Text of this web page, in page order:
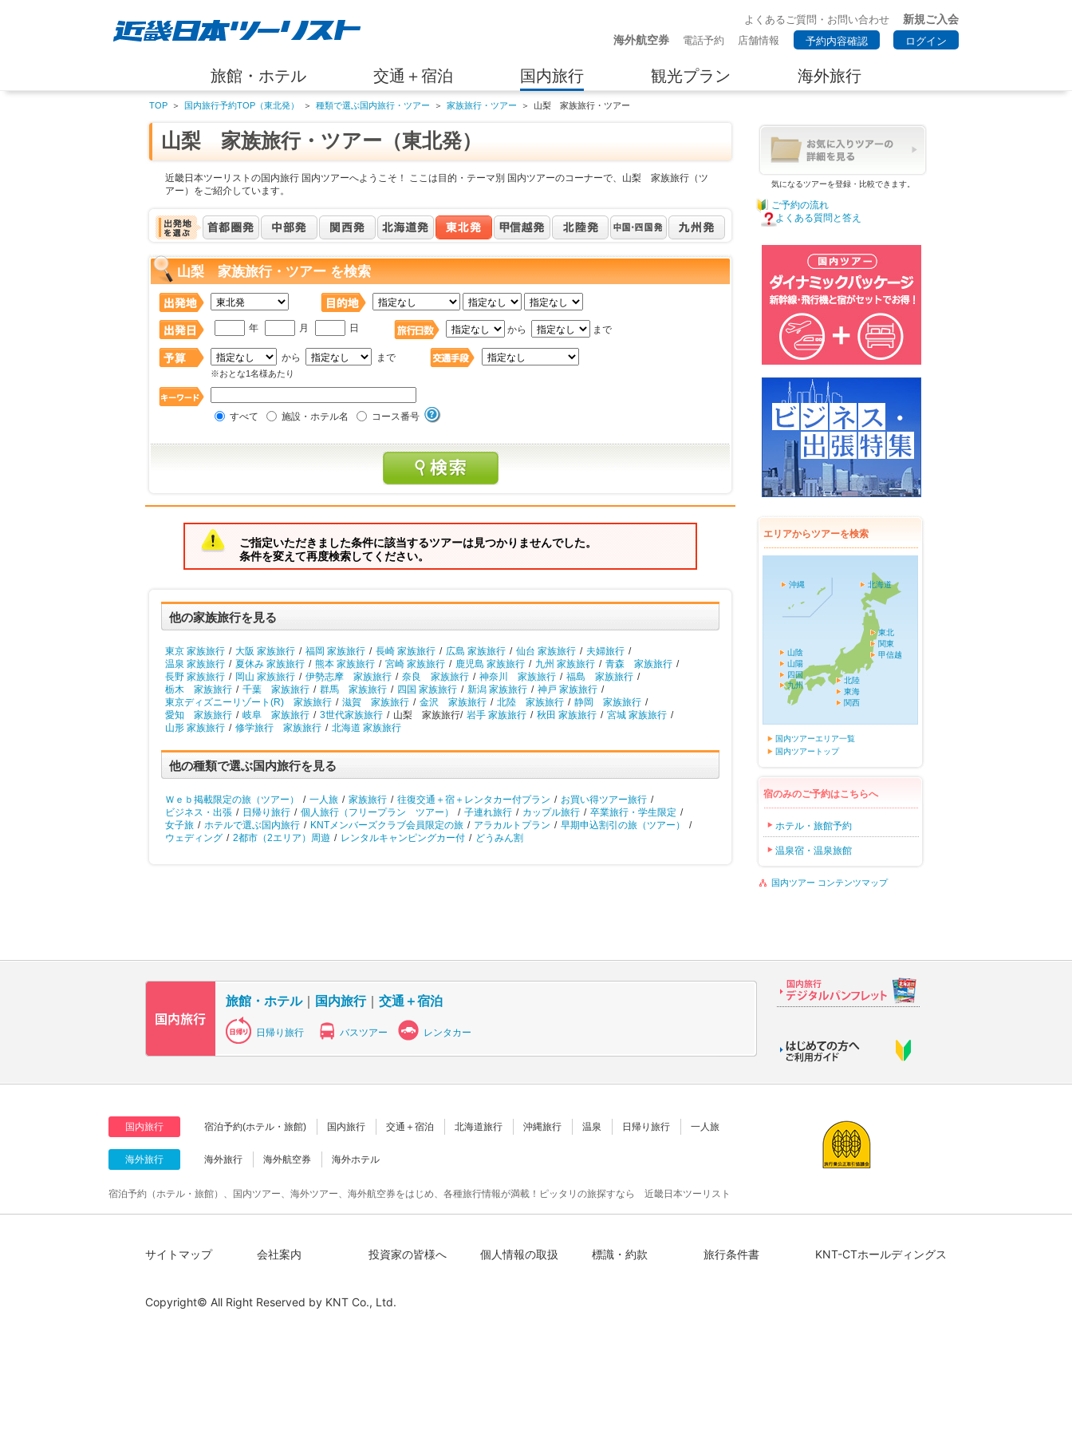
よくあるご質問・お問い合わせ
新規ご入会
海外航空券
電話予約 店舗情報 予約内容確認 ログイン
旅館・ホテル 交通＋宿泊 国内旅行 観光プラン 海外旅行
TOP ＞ 国内旅行予約TOP（東北発） ＞ 種類で選ぶ国内旅行・ツアー ＞ 家族旅行・ツアー ＞ 山梨 家族旅行・ツアー
山梨 家族旅行・ツアー（東北発）
近畿日本ツーリストの国内旅行 国内ツアーへようこそ！ ここは目的・テーマ別 国内ツアーのコーナーで、山梨 家族旅行（ツ
アー）をご紹介しています。
山梨 家族旅行・ツアー を検索
年 月 日 から まで
から まで
※おとな1名様あたり
すべて 施設・ホテル名 コース番号
ご指定いただきました条件に該当するツアーは見つかりませんでした。
条件を変えて再度検索してください。
他の家族旅行を見る
東京 家族旅行 / 大阪 家族旅行 / 福岡 家族旅行 / 長崎 家族旅行 / 広島 家族旅行 / 仙台 家族旅行 / 夫婦旅行 /
温泉 家族旅行 / 夏休み 家族旅行 / 熊本 家族旅行 / 宮崎 家族旅行 / 鹿児島 家族旅行 / 九州 家族旅行 / 青森 家族旅行 /
長野 家族旅行 / 岡山 家族旅行 / 伊勢志摩 家族旅行 / 奈良 家族旅行 / 神奈川 家族旅行 / 福島 家族旅行 /
栃木 家族旅行 / 千葉 家族旅行 / 群馬 家族旅行 / 四国 家族旅行 / 新潟 家族旅行 / 神戸 家族旅行 /
東京ディズニーリゾート(R) 家族旅行 / 滋賀 家族旅行 / 金沢 家族旅行 / 北陸 家族旅行 / 静岡 家族旅行 /
愛知 家族旅行 / 岐阜 家族旅行 / 3世代家族旅行 / 山梨 家族旅行/ 岩手 家族旅行 / 秋田 家族旅行 / 宮城 家族旅行 /
山形 家族旅行 / 修学旅行 家族旅行 / 北海道 家族旅行
他の種類で選ぶ国内旅行を見る
Ｗｅｂ掲載限定の旅（ツアー） / 一人旅 / 家族旅行 / 往復交通＋宿＋レンタカー付プラン / お買い得ツアー旅行 /
ビジネス・出張 / 日帰り旅行 / 個人旅行（フリープラン ツアー） / 子連れ旅行 / カップル旅行 / 卒業旅行・学生限定 /
女子旅 / ホテルで選ぶ国内旅行 / KNTメンバーズクラブ会員限定の旅 / アラカルトプラン / 早期申込割引の旅（ツアー）
/
ウェディング / 2都市（2エリア）周遊 / レンタルキャンピングカー付 / どうみん割
気になるツアーを登録・比較できます。
ご予約の流れ
よくある質問と答え
エリアからツアーを検索
北海道
東北
関東
甲信越
北陸
東海
関西
山陰
山陽
四国
九州
沖縄
国内ツアーエリア一覧
国内ツアートップ
宿のみのご予約はこちらへ
ホテル・旅館予約
温泉宿・温泉旅館
国内ツアー コンテンツマップ
旅館・ホテル｜ 国内旅行｜ 交通＋宿泊
日帰り旅行 バスツアー レンタカー
国内旅行 宿泊予約(ホテル・旅館) 国内旅行 交通＋宿泊 北海道旅行 沖縄旅行 温泉 日帰り旅行 一人旅
海外旅行 海外旅行 海外航空券 海外ホテル
宿泊予約（ホテル・旅館）、国内ツアー、海外ツアー、海外航空券をはじめ、各種旅行情報が満載！ピッタリの旅探すなら 近畿日本ツーリスト
サイトマップ 会社案内 投資家の皆様へ 個人情報の取扱 標識・約款 旅行条件書 KNT-CTホールディングス
Copyright© All Right Reserved by KNT Co., Ltd.